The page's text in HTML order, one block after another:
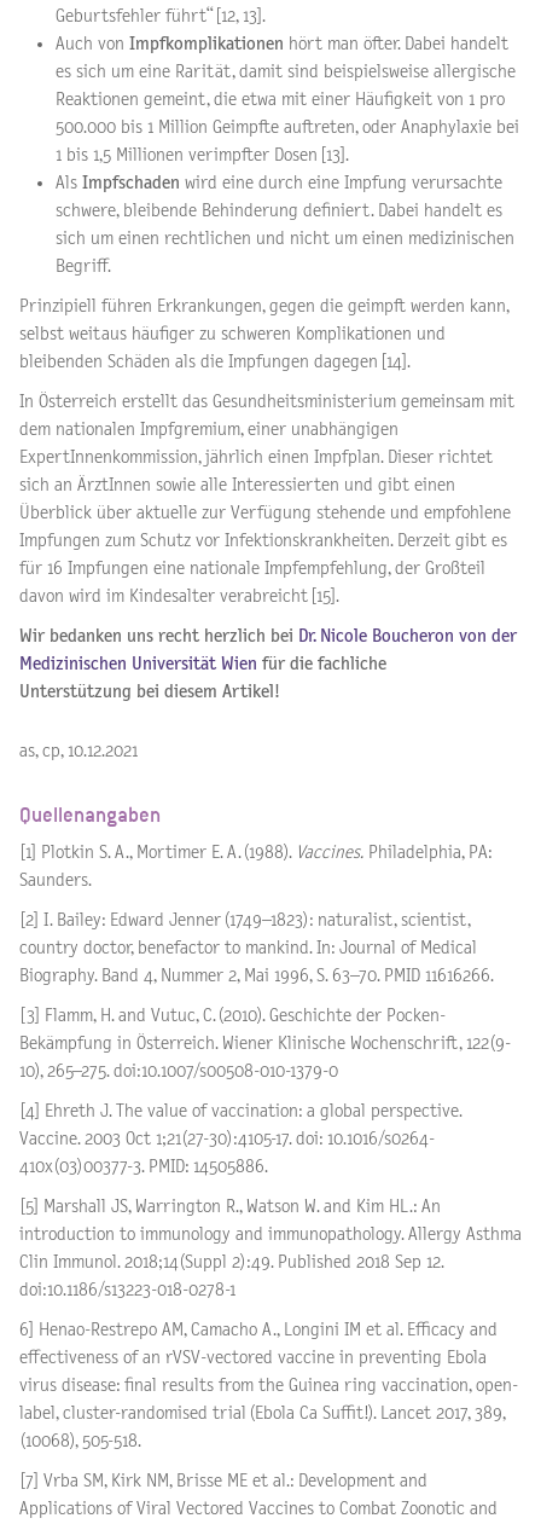
Geburtsfehler führt“ [12, 13].
Auch von Impfkomplikationen hört man öfter. Dabei handelt
es sich um eine Rarität, damit sind beispielsweise allergische
Reaktionen gemeint, die etwa mit einer Häufigkeit von 1 pro
500.000 bis 1 Million Geimpfte auftreten, oder Anaphylaxie bei
1 bis 1,5 Millionen verimpfter Dosen [13].
Als Impfschaden wird eine durch eine Impfung verursachte
schwere, bleibende Behinderung definiert. Dabei handelt es
sich um einen rechtlichen und nicht um einen medizinischen
Begriff.
Prinzipiell führen Erkrankungen, gegen die geimpft werden kann,
selbst weitaus häufiger zu schweren Komplikationen und
bleibenden Schäden als die Impfungen dagegen [14].
In Österreich erstellt das Gesundheitsministerium gemeinsam mit
dem nationalen Impfgremium, einer unabhängigen
ExpertInnenkommission, jährlich einen Impfplan. Dieser richtet
sich an ÄrztInnen sowie alle Interessierten und gibt einen
Überblick über aktuelle zur Verfügung stehende und empfohlene
Impfungen zum Schutz vor Infektionskrankheiten. Derzeit gibt es
für 16 Impfungen eine nationale Impfempfehlung, der Großteil
davon wird im Kindesalter verabreicht [15].
Wir bedanken uns recht herzlich bei Dr. Nicole Boucheron von der
Medizinischen Universität Wien für die fachliche
Unterstützung bei diesem Artikel!
as, cp, 10.12.2021
Quellenangaben
[1] Plotkin S. A., Mortimer E. A. (1988). Vaccines. Philadelphia, PA:
Saunders.
[2] I. Bailey: Edward Jenner (1749–1823): naturalist, scientist,
country doctor, benefactor to mankind. In: Journal of Medical
Biography. Band 4, Nummer 2, Mai 1996, S. 63–70. PMID 11616266.
[3] Flamm, H. and Vutuc, C. (2010). Geschichte der Pocken-
Bekämpfung in Österreich. Wiener Klinische Wochenschrift, 122(9-
10), 265–275. doi:10.1007/s00508-010-1379-0
[4] Ehreth J. The value of vaccination: a global perspective.
Vaccine. 2003 Oct 1;21(27-30):4105-17. doi: 10.1016/s0264-
410x(03)00377-3. PMID: 14505886.
[5] Marshall JS, Warrington R., Watson W. and Kim HL.: An
introduction to immunology and immunopathology. Allergy Asthma
Clin Immunol. 2018;14(Suppl 2):49. Published 2018 Sep 12.
doi:10.1186/s13223-018-0278-1
6] Henao-Restrepo AM, Camacho A., Longini IM et al. Efficacy and
effectiveness of an rVSV-vectored vaccine in preventing Ebola
virus disease: final results from the Guinea ring vaccination, open-
label, cluster-randomised trial (Ebola Ca Suffit!). Lancet 2017, 389,
(10068), 505-518.
[7] Vrba SM, Kirk NM, Brisse ME et al.: Development and
Applications of Viral Vectored Vaccines to Combat Zoonotic and